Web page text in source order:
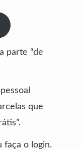
parte “de
que
faça o login.